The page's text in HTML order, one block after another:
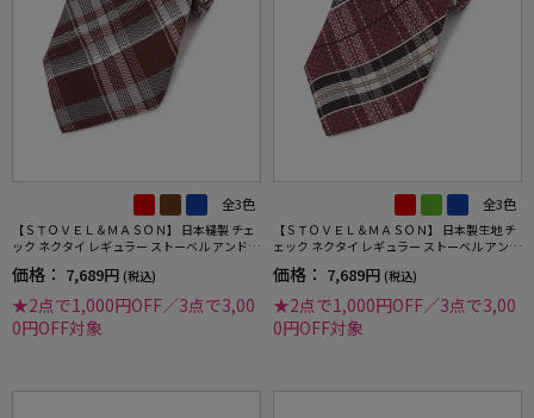
全3色
【ＳＴＯＶＥＬ＆ＭＡＳＯＮ】 日本縫製 チェ
ック ネクタイ レギュラー ストーベル アンド
メイソン 春夏
価格： 7,689円 (税込)
★2点で1,000円OFF／3点で3,00
0円OFF対象
全3色
【ＳＴＯＶＥＬ＆ＭＡＳＯＮ】 日本製生地 チ
ェック ネクタイ レギュラー ストーベル アンド
メイソン 春夏
価格： 7,689円 (税込)
★2点で1,000円OFF／3点で3,00
0円OFF対象